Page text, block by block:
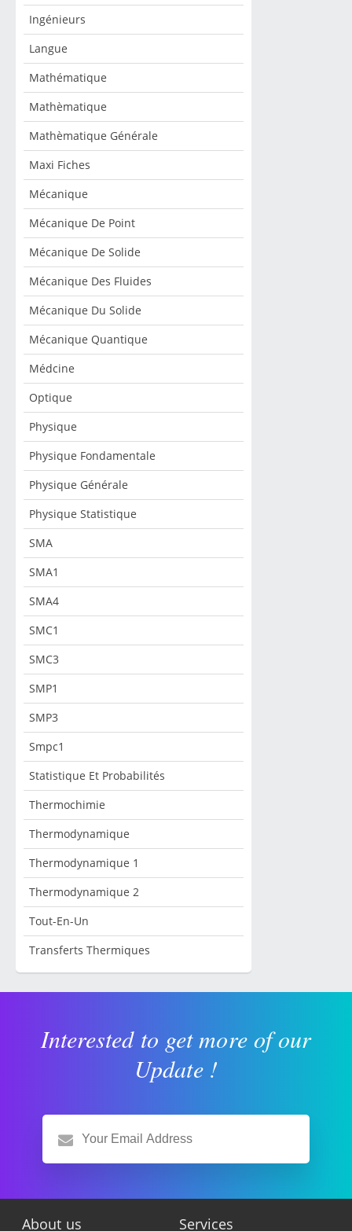
Ingénieurs
Langue
Mathématique
Mathèmatique
Mathèmatique Générale
Maxi Fiches
Mécanique
Mécanique De Point
Mécanique De Solide
Mécanique Des Fluides
Mécanique Du Solide
Mécanique Quantique
Médcine
Optique
Physique
Physique Fondamentale
Physique Générale
Physique Statistique
SMA
SMA1
SMA4
SMC1
SMC3
SMP1
SMP3
Smpc1
Statistique Et Probabilités
Thermochimie
Thermodynamique
Thermodynamique 1
Thermodynamique 2
Tout-En-Un
Transferts Thermiques
Interested to get more of our
Update !
About us Services